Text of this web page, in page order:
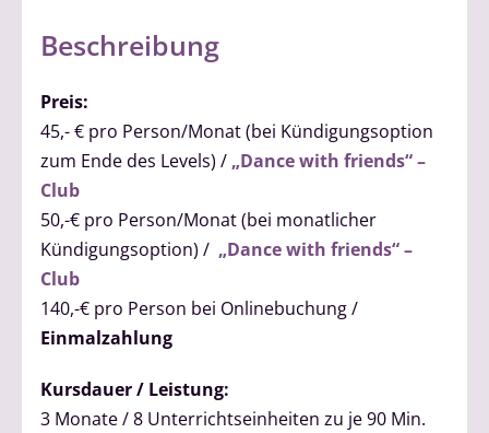
Beschreibung
Preis:
45,- € pro Person/Monat (bei Kündigungsoption
zum Ende des Levels) / „Dance with friends“ –
Club
50,-€ pro Person/Monat (bei monatlicher
Kündigungsoption) / „Dance with friends“ –
Club
140,-€ pro Person bei Onlinebuchung /
Einmalzahlung
Kursdauer / Leistung:
3 Monate / 8 Unterrichtseinheiten zu je 90 Min.